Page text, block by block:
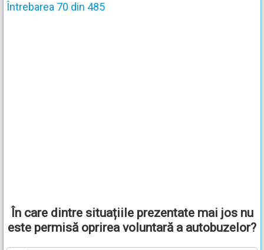
Întrebarea 70 din 485
În care dintre situațiile prezentate mai jos nu
este permisă oprirea voluntară a autobuzelor?